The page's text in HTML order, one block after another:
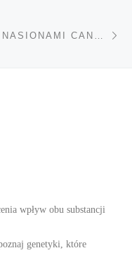
wpływ obu substancji
genetyki, które